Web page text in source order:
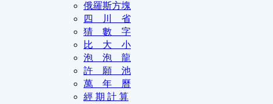
俄羅斯方塊
四 川 省
猜 數 字
比 大 小
泡 泡 龍
許 願 池
萬 年 曆
經 期 計 算